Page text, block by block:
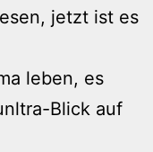
jetzt ist es
leben, es
Blick auf